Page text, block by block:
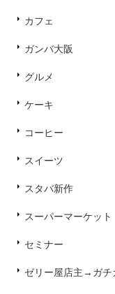
カフェ
ガンバ大阪
グルメ
ケーキ
コーヒー
スイーツ
スタバ新作
スーパーマーケット
セミナー
ゼリー屋店主→ガチ